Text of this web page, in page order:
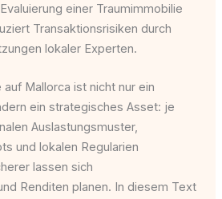
einer Traumimmobilie
Transaktionsrisiken durch
lokaler Experten.
auf Mallorca ist nicht nur ein
ein strategisches Asset: je
Auslastungsmuster,
und lokalen Regularien
lassen sich
Renditen planen. In diesem Text